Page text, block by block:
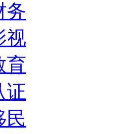
务
视
育
证
民